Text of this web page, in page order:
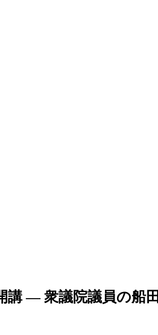
講 — 衆議院議員の船